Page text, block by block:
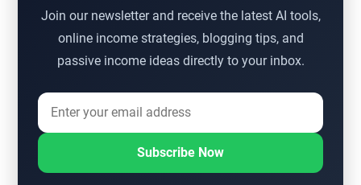
Join our newsletter and receive the latest AI tools,
online income strategies, blogging tips, and
passive income ideas directly to your inbox.
Subscribe Now